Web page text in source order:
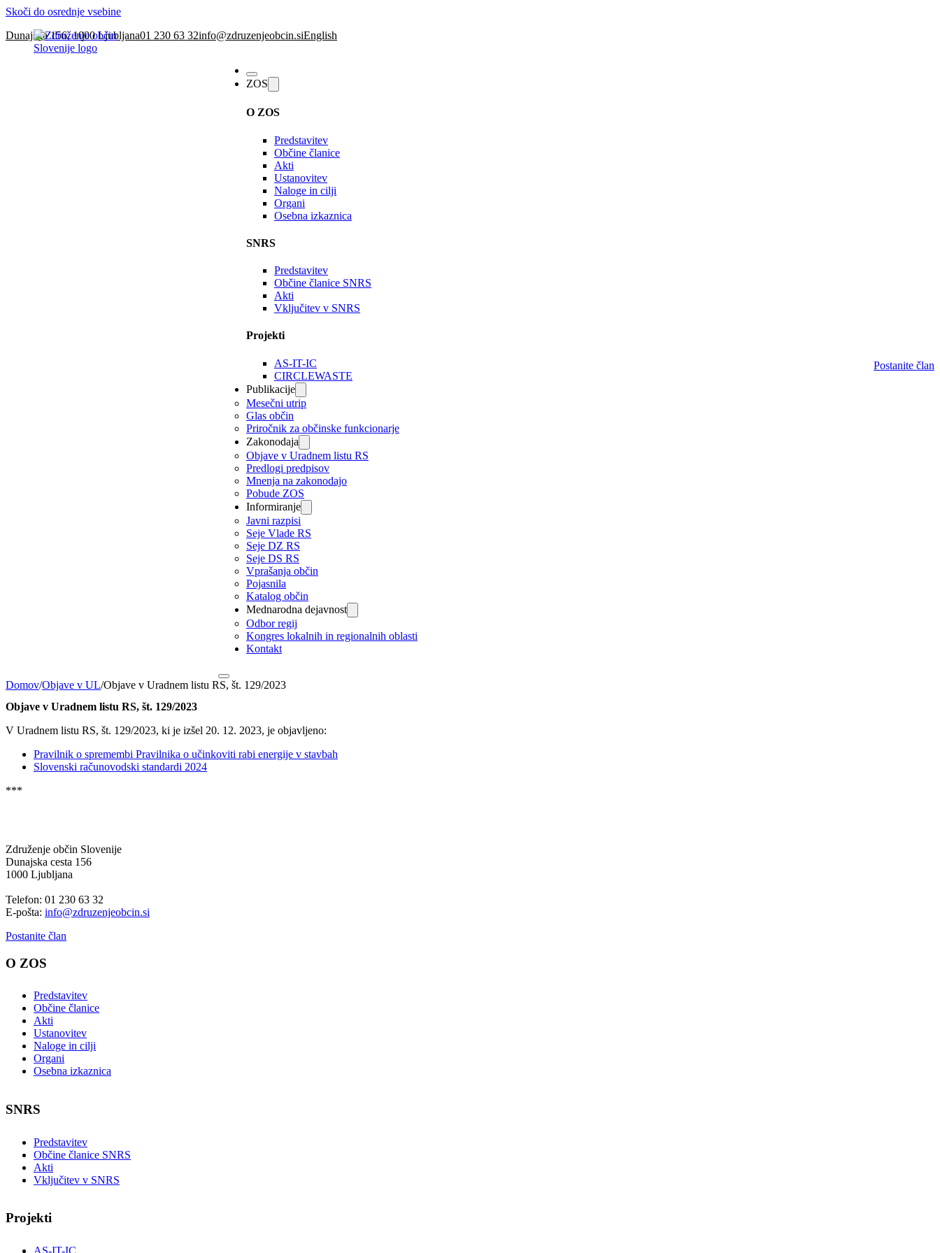
Skoči do osrednje vsebine
Dunajska 156, 1000 Ljubljana01 230 63 32info@zdruzenjeobcin.siEnglish
ZOS
O ZOS
Predstavitev
Občine članice
Akti
Ustanovitev
Naloge in cilji
Organi
Osebna izkaznica
SNRS
Predstavitev
Občine članice SNRS
Akti
Vključitev v SNRS
Projekti
AS-IT-IC
CIRCLEWASTE
Publikacije
Mesečni utrip
Glas občin
Priročnik za občinske funkcionarje
Zakonodaja
Objave v Uradnem listu RS
Predlogi predpisov
Mnenja na zakonodajo
Pobude ZOS
Informiranje
Javni razpisi
Seje Vlade RS
Seje DZ RS
Seje DS RS
Vprašanja občin
Pojasnila
Katalog občin
Mednarodna dejavnost
Odbor regij
Kongres lokalnih in regionalnih oblasti
Kontakt
Postanite član
Domov/Objave v UL/Objave v Uradnem listu RS, št. 129/2023
Objave v Uradnem listu RS, št. 129/2023
V Uradnem listu RS, št. 129/2023, ki je izšel 20. 12. 2023, je objavljeno:
Pravilnik o spremembi Pravilnika o učinkoviti rabi energije v stavbah
Slovenski računovodski standardi 2024
***
Združenje občin Slovenije
Dunajska cesta 156
1000 Ljubljana
Telefon: 01 230 63 32
E-pošta: info@zdruzenjeobcin.si
Postanite član
O ZOS
Predstavitev
Občine članice
Akti
Ustanovitev
Naloge in cilji
Organi
Osebna izkaznica
SNRS
Predstavitev
Občine članice SNRS
Akti
Vključitev v SNRS
Projekti